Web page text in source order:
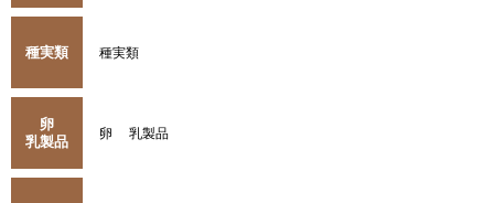
種実類 種実類
卵
乳製品
卵 乳製品